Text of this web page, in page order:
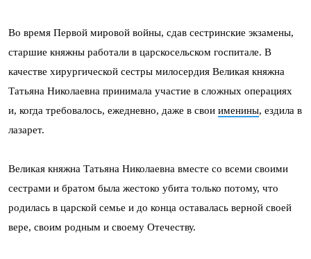
Во время Первой мировой войны, сдав сестринские экзамены,
старшие княжны работали в царскосельском госпитале. В
качестве хирургической сестры милосердия Великая княжна
Татьяна Николаевна принимала участие в сложных операциях
и, когда требовалось, ежедневно, даже в свои именины, ездила в
лазарет.
Великая княжна Татьяна Николаевна вместе со всеми своими
сестрами и братом была жестоко убита только потому, что
родилась в царской семье и до конца оставалась верной своей
вере, своим родным и своему Отечеству.